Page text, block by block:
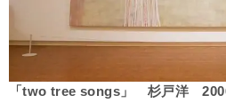
「two tree songs」 杉戸洋